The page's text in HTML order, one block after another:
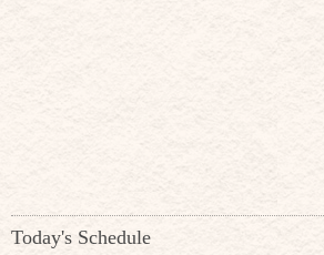
Today's Schedule